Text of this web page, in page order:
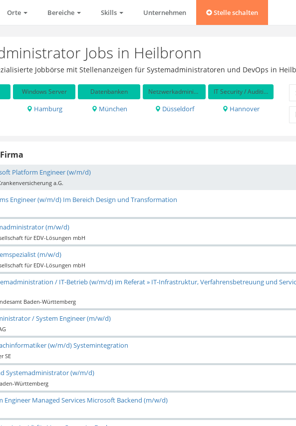
Orte Bereiche Skills Unternehmen Stelle schalten
Jobs in Heilbronn
Jobbörse mit Stellenanzeigen für Systemadministratoren und DevOps in
Windows Server Datenbanken Netzwerkadministration IT Security / Auditing
Hamburg München Düsseldorf Hannover
Platform Engineer (w/m/d)
a.G.
Engineer (w/m/d) Im Bereich Design und Transformation
(m/w/d)
für EDV-Lösungen mbH
(m/w/d)
für EDV-Lösungen mbH
/ IT-Betrieb (w/m/d) im Referat » IT-Infrastruktur, Verfahrensbetreuung und
Baden-Württemberg
/ System Engineer (m/w/d)
(w/m/d) Systemintegration
SE
Systemadministrator (w/m/d)
Württemberg
Engineer Managed Services Microsoft Backend (m/w/d)